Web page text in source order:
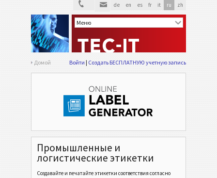
de en es fr it ru zh
Домой Войти Создать БЕСПЛАТНУЮ учетную запись
Промышленные и
логистические этикетки
Создавайте и печатайте этикетки соответствия согласно